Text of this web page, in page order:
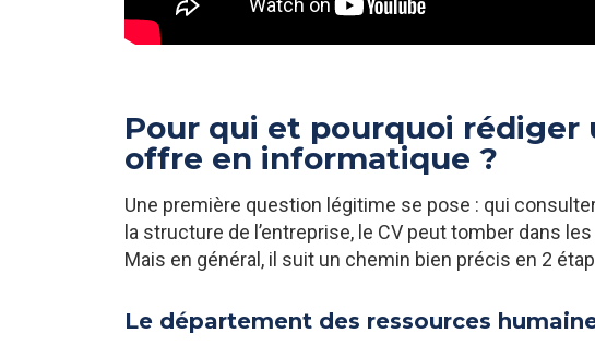
Pour qui et pourquoi rédiger
offre en informatique ?
Une première question légitime se pose : qui
la structure de l’entreprise, le CV peut tomber dans
Mais en général, il suit un chemin bien précis en 2
Le département des ressources